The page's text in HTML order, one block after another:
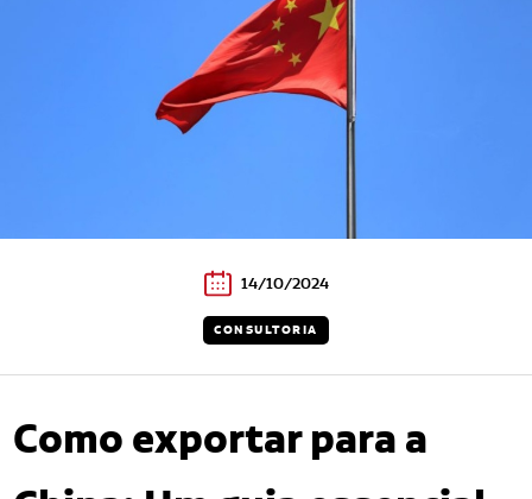
14/10/2024
CONSULTORIA
Como exportar para a